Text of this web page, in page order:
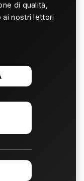
di qualità,
ai nostri lettori